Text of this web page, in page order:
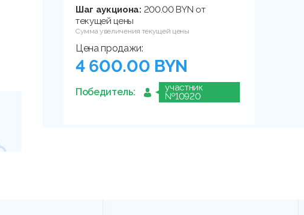
Шаг аукциона: 200.00 BYN от
текущей цены
Сумма увеличения текущей цены
Цена продажи:
4 600.00 BYN
Победитель:
участник
№10920